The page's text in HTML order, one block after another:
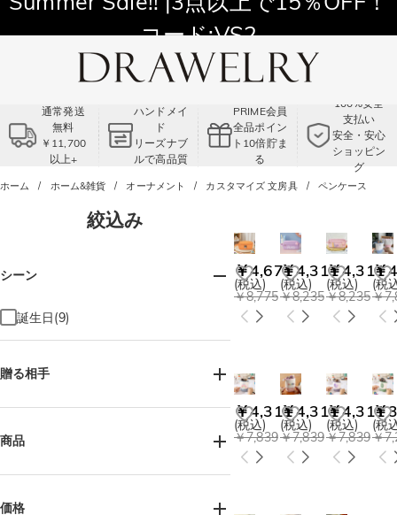
コード:VS2
通常発送
無料
￥11,700
以上+
ハンドメイ
ド
リーズナブ
ルで高品質
PRIME会員
全品ポイン
ト10倍貯ま
る
100%安全
支払い
安全・安心
ショッピン
グ
ホーム ホーム&雑貨 オーナメント カスタマイズ 文房具 ペンケース
絞込み
シーン
誕生日(9)
贈る相手
ご友人へ(3)
商品
価格
￥4,671
(税込)
￥8,775
￥4,311
(税込)
￥8,235
￥4,311
(税込)
￥8,235
￥
(税
￥
￥4,311
(税込)
￥7,839
￥4,311
(税込)
￥7,839
￥4,311
(税込)
￥7,839
￥
(税
￥